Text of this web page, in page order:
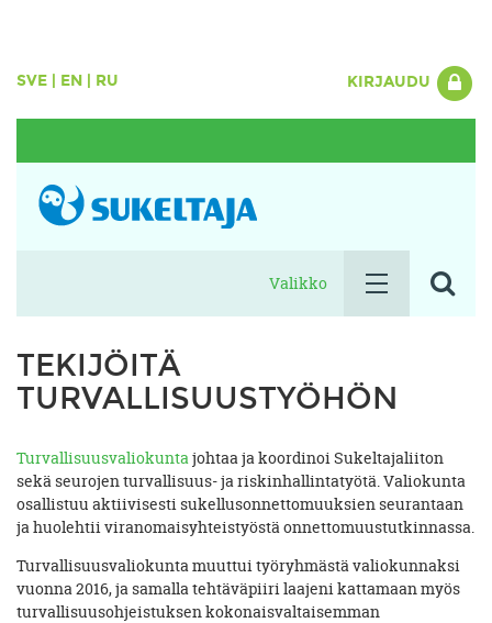
SVE EN RU KIRJAUDU
Valikko
TEKIJÖITÄ
TURVALLISUUSTYÖHÖN
Turvallisuusvaliokuntajohtaa ja koordinoi Sukeltajaliiton
sekä seurojen turvallisuus- ja riskinhallintatyötä. Valiokunta
osallistuu aktiivisesti sukellusonnettomuuksien seurantaan
ja huolehtii viranomaisyhteistyöstä onnettomuustutkinnassa.
Turvallisuusvaliokunta muuttui työryhmästä valiokunnaksi
vuonna 2016, ja samalla tehtäväpiiri laajeni kattamaan myös
turvallisuusohjeistuksen kokonaisvaltaisemman